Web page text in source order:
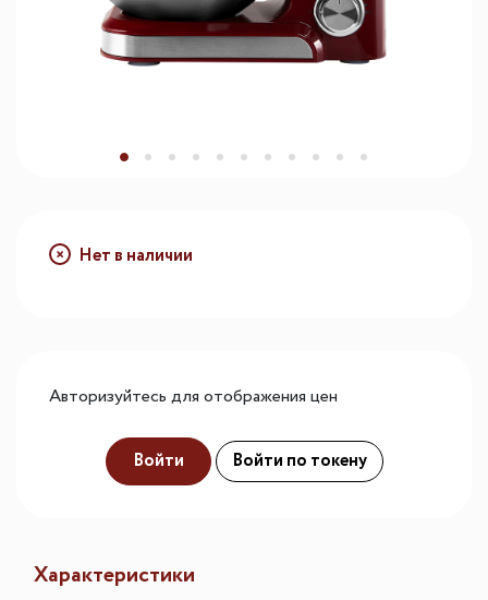
Нет в наличии
Авторизуйтесь для отображения цен
Войти Войти по токену
Характеристики